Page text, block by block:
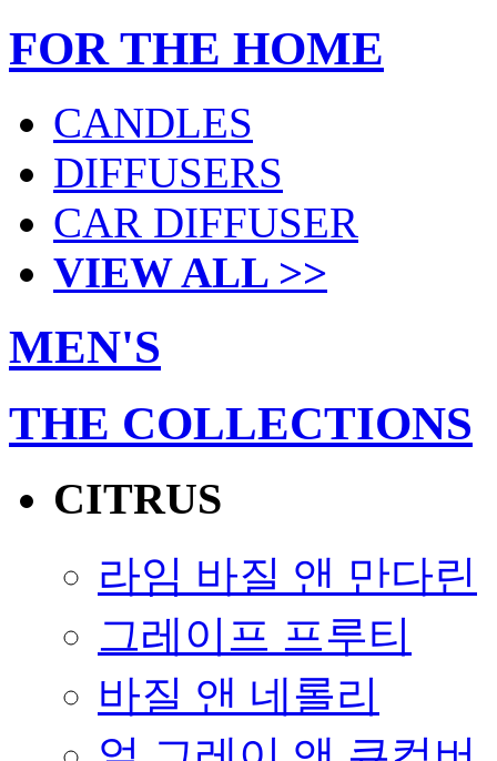
FOR THE HOME
CANDLES
DIFFUSERS
CAR DIFFUSER
VIEW ALL >>
MEN'S
THE COLLECTIONS
CITRUS
라임 바질 앤 만다린
그레이프 프루티
바질 앤 네롤리